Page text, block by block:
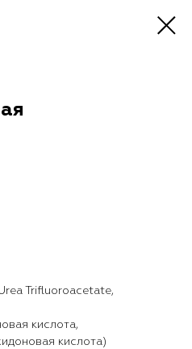
Trifluoroacetate,
кислота,
кислота)